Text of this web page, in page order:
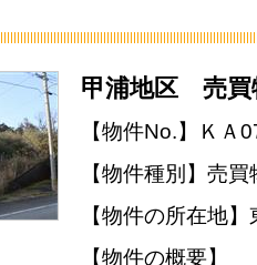
甲浦地区 売買
【物件No.】ＫＡ
【物件種別】売買
【物件の所在地
【物件の概要】